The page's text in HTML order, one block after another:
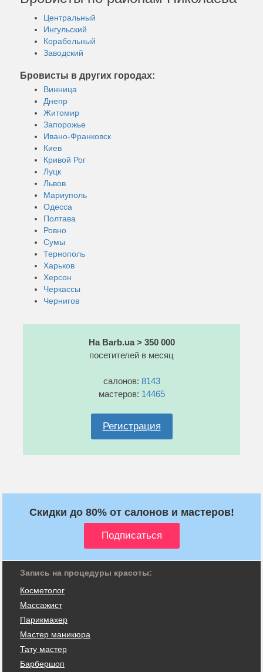
Центральный
Ингульский
Корабельный
Заводский
Бровисты в других городах:
Винница
Днепр
Житомир
Запорожье
Ивано-Франковск
Киев
Кривой Рог
Луцк
Львов
Мариуполь
Одесса
Полтава
Ровно
Сумы
Тернополь
Харьков
Херсон
Черкассы
Чернигов
На Barb.ua > 350 000
посетителей в месяц
салонов: 8143
мастеров: 14465
Регистрация
Скидки до 80% от салонов и мастеров!
Запись на процедуры красоты:
Косметолог
Массажист
Парикмахер
Мастер маникюра
Тату мастер
Барбершоп